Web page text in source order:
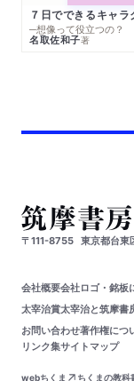
─想像って役立つの？
名取佐和子著
〒111-8755 東京都台
会社概要会社ロゴ・銘板
太宰治賞太宰治と筑摩書
お問い合わせ著作権につ
リンク集サイトマップ
webちくま ちくまの教科